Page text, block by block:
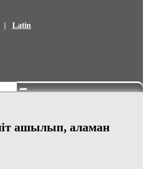
| Latin
ашылып, аламан